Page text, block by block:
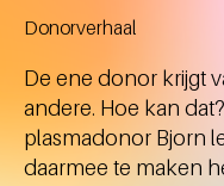
Donorverhaal
De ene donor krijgt
andere. Hoe kan
plasmadonor Bjorn
daarmee te maken